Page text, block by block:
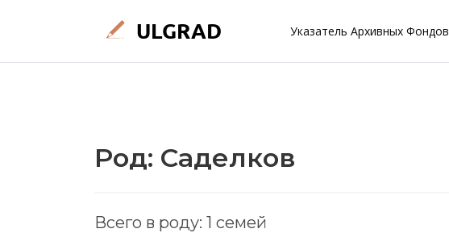
Указатель Архивных Фондов
Род: Саделков
Всего в роду: 1 семей